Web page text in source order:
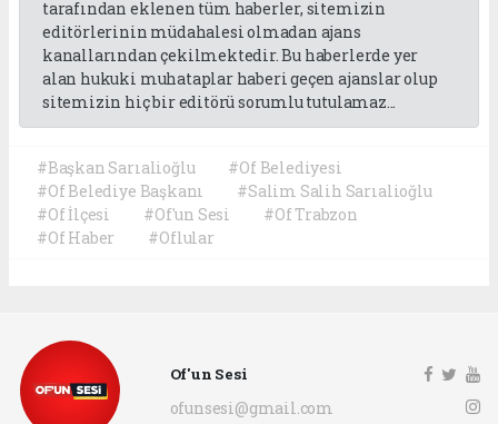
tarafından eklenen tüm haberler, sitemizin
editörlerinin müdahalesi olmadan ajans
kanallarından çekilmektedir. Bu haberlerde yer
alan hukuki muhataplar haberi geçen ajanslar olup
sitemizin hiç bir editörü sorumlu tutulamaz...
#Başkan Sarıalioğlu
#Of Belediyesi
#Of Belediye Başkanı
#Salim Salih Sarıalioğlu
#Of İlçesi
#Of'un Sesi
#Of Trabzon
#Of Haber
#Oflular
Of'un Sesi
ofunsesi@gmail.com